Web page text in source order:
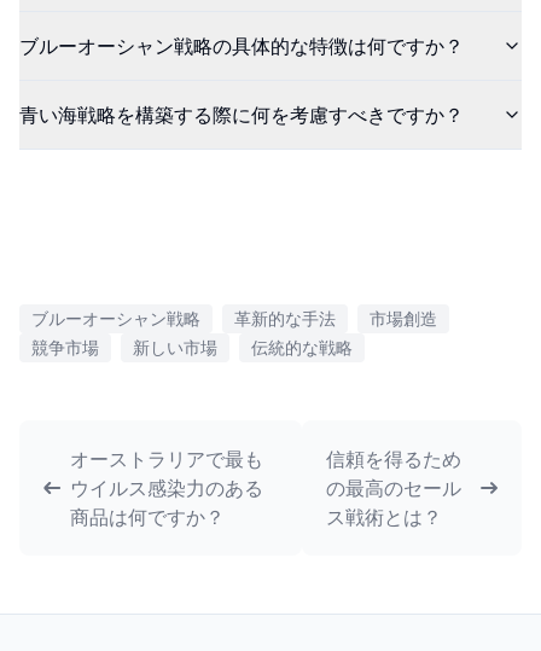
ブルーオーシャン戦略の具体的な特徴は何ですか？
青い海戦略を構築する際に何を考慮すべきですか？
ブルーオーシャン戦略 革新的な手法
市場創造
競争市場
新しい市場 伝統的な戦略
オーストラリアで最も
ウイルス感染力のある
商品は何ですか？
信頼を得るため
の最高のセール
ス戦術とは？